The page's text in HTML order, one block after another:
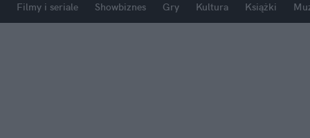
Filmy i seriale Showbiznes Gry Kultura Książki